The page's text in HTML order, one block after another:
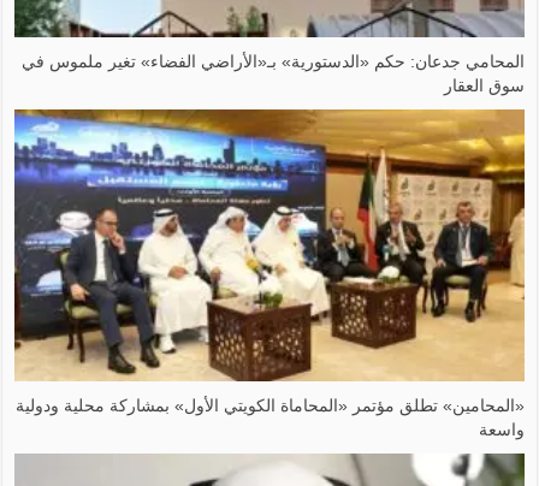
المحامي جدعان: حكم «الدستورية» بـ«الأراضي الفضاء» تغير ملموس في
سوق العقار
«المحامين» تطلق مؤتمر «المحاماة الكويتي الأول» بمشاركة محلية ودولية
واسعة